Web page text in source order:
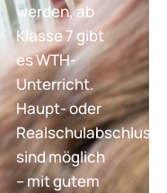
werden, ab
Klasse 7 gibt
es WTH-
Unterricht.
Haupt- oder
Realschulabschluss
sind möglich
– mit gutem